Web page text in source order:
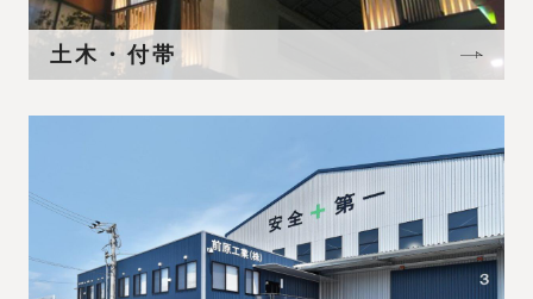
土木・付帯